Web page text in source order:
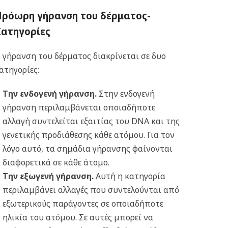
γήρανση του δέρματος-
του δέρματος διακρίνεται σε δυο
Την ενδογενή γήρανση.Στην ενδογενή
γήρανση περιλαμβάνεται οποιαδήποτε
αλλαγή συντελείται εξαιτίας του DNA και της
γενετικής προδιάθεσης κάθε ατόμου. Για τον
λόγο αυτό, τα σημάδια γήρανσης φαίνονται
διαφορετικά σε κάθε άτομο.
Την εξωγενή γήρανση.Αυτή η κατηγορία
περιλαμβάνει αλλαγές που συντελούνται από
εξωτερικούς παράγοντες σε οποιαδήποτε
ηλικία του ατόμου. Σε αυτές μπορεί να